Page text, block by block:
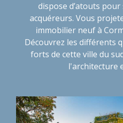
dispose d’atouts
acquéreurs. Vous
immobilier neuf à
Découvrez les différents
forts de cette ville du
l'architecture